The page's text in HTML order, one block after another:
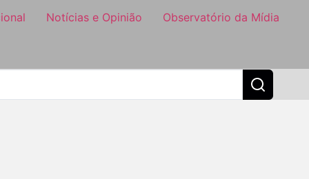
Notícias e Opinião Observatório da Mídia